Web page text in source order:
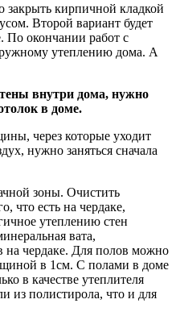
кирпичной кладкой
Второй вариант будет
По окончании работ с
утеплению дома. А
внутри дома, нужно
в доме.
через которые уходит
нужно заняться сначала
зоны. Очистить
что есть на чердаке,
утеплению стен
вата,
на чердаке. Для полов можно
в 1см. С полами в доме
в качестве утеплителя
из полистирола, что и для